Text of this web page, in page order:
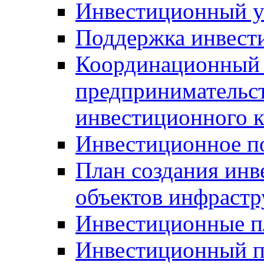
Инвестиционный
Поддержка
Координационный
инвестиционного
Инвестиционное
План создания
объектов
Инвестиционные
Инвестиционный